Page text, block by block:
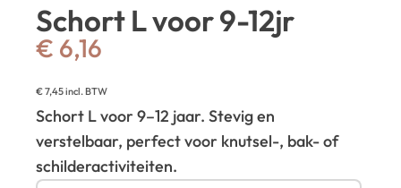
Schort L voor 9-12jr
€ 6,16
€7,45incl. BTW
Schort L voor 9–12 jaar. Stevig en
verstelbaar, perfect voor knutsel-, bak- of
schilderactiviteiten.